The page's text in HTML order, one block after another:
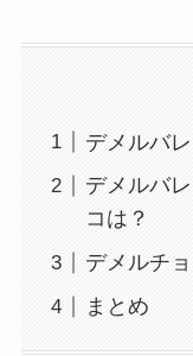
デメルバ
デメルバ
コは？
デメルチ
まとめ